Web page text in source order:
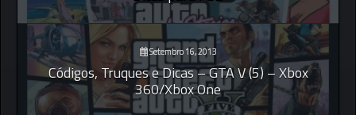
Setembro 16, 2013
Códigos, Truques e Dicas – GTA V (5) – Xbox
360/Xbox One